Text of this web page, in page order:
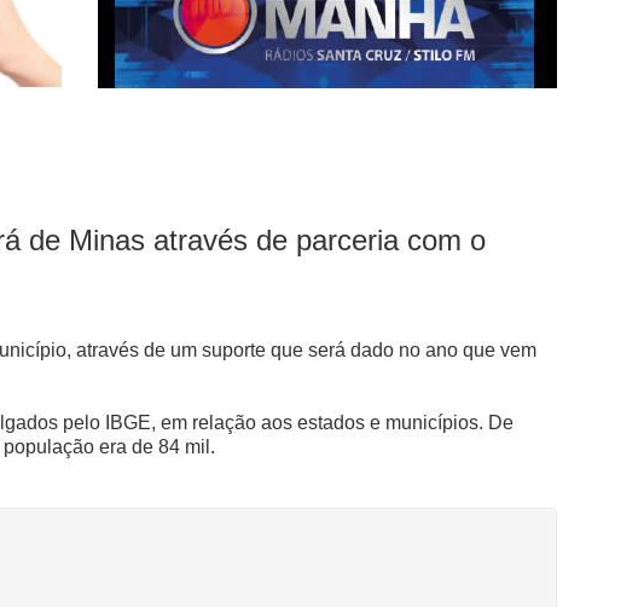
de Minas através de parceria com o
através de um suporte que será dado no ano que vem
pelo IBGE, em relação aos estados e municípios. De
era de 84 mil.